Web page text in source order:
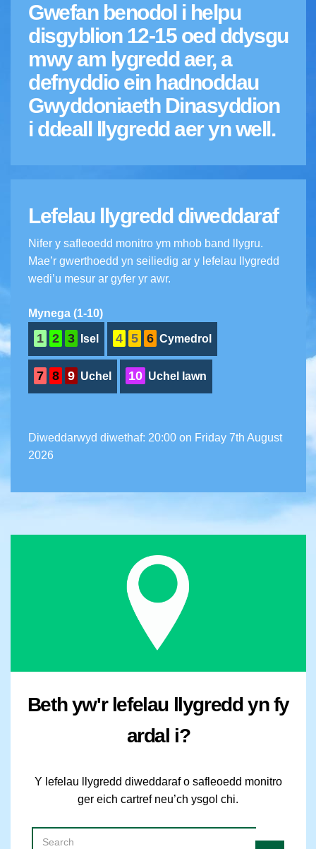
Gwefan benodol i helpu
disgyblion 12-15 oed ddysgu
mwy am lygredd aer, a
defnyddio ein hadnoddau
Gwyddoniaeth Dinasyddion
i ddeall llygredd aer yn well.
Lefelau llygredd diweddaraf
Nifer y safleoedd monitro ym mhob band llygru.
Mae’r gwerthoedd yn seiliedig ar y lefelau llygredd
wedi’u mesur ar gyfer yr awr.
Mynega (1-10)
1 2 3 Isel 4 5 6 Cymedrol
7 8 9 Uchel 10 Uchel Iawn
Diweddarwyd diwethaf: 20:00 on Friday 7th August
2026
Beth yw'r lefelau llygredd yn fy
ardal i?
Y lefelau llygredd diweddaraf o safleoedd monitro
ger eich cartref neu’ch ysgol chi.